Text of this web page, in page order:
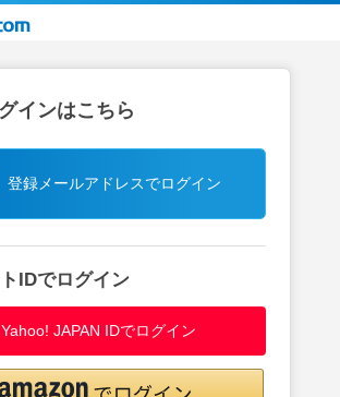
インはこちら
登録メールアドレスでログイン
IDでログイン
Yahoo! JAPAN IDでログイン